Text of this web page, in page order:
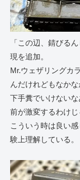
「この辺、錆びる
現を追加。
Mr.ウェザリングカ
んだけれどもなか
下手糞でいけない
前が激変するわけじ
こういう時は良い
験上理解している。